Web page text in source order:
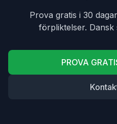
Prova gratis i 30
förpliktelser.
PROVA